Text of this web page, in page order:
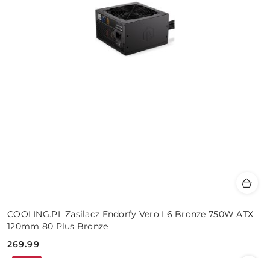
COOLING.PL Zasilacz Endorfy Vero L6 Bronze 750W ATX
120mm 80 Plus Bronze
Cena:
269.99